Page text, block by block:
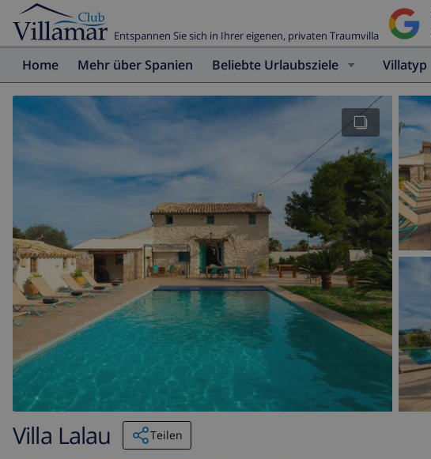
Entspannen Sie sich in Ihrer eigenen, privaten Traumvilla
Home Mehr über Spanien Beliebte Urlaubsziele Villatyp
Villa Lalau Teilen